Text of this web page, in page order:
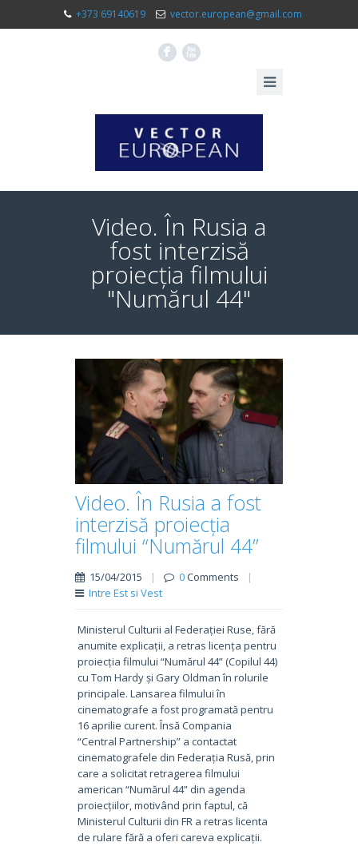
+373 69140619 vector.european@gmail.com
F X
Video. În Rusia a
fost interzisă
proiecția filmului
"Numărul 44"
Video. În Rusia a fost
interzisă proiecția
filmului “Numărul 44”
15/04/2015 | 0Comments
|
Intre Est si Vest
Ministerul Culturii al Federației Ruse, fără
anumite explicații, a retras licența pentru
proiecția filmului “Numărul 44” (Copilul 44)
cu Tom Hardy și Gary Oldman în rolurile
principale. Lansarea filmului în
cinematografe a fost programată pentru
16 aprilie curent. Însă Compania
“Central Partnership” a contactat
cinematografele din Federația Rusă, prin
care a solicitat retragerea filmului
american “Numărul 44” din agenda
proiecțiilor, motivând prin faptul, că
Ministerul Culturii din FR a retras licenta
de rulare fără a oferi careva explicații.